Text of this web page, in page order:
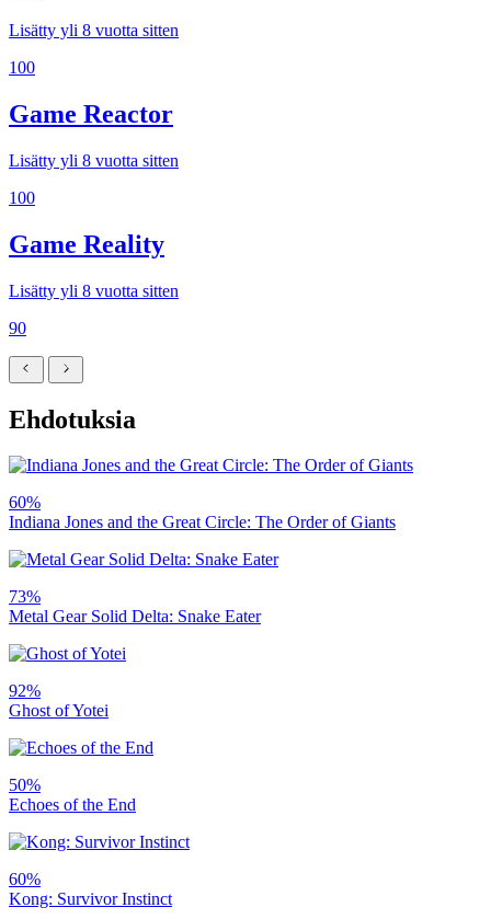
Lisätty yli 8 vuotta sitten
100
Game Reactor
Lisätty yli 8 vuotta sitten
100
Game Reality
Lisätty yli 8 vuotta sitten
90
Ehdotuksia
60%
Indiana Jones and the Great Circle: The Order of Giants
73%
Metal Gear Solid Delta: Snake Eater
92%
Ghost of Yotei
50%
Echoes of the End
60%
Kong: Survivor Instinct